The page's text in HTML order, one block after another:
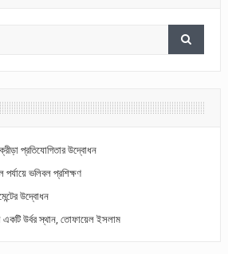
প্রতিযোগিতার উদ্বোধন
ভলিবল প্রশিক্ষণ
উদ্বোধন
উর্বর স্থান, তোফায়েল ইসলাম